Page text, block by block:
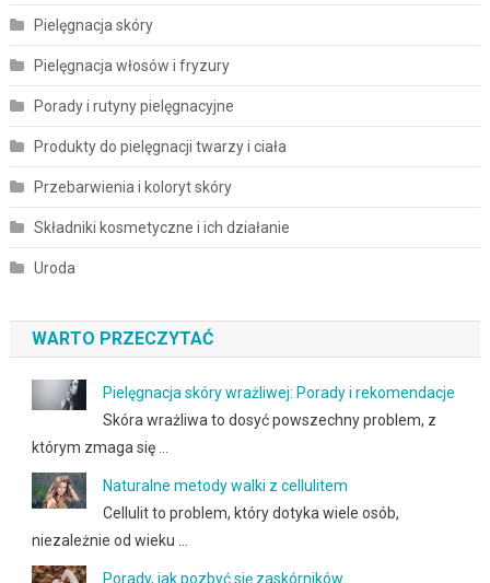
Pielęgnacja skóry
Pielęgnacja włosów i fryzury
Porady i rutyny pielęgnacyjne
Produkty do pielęgnacji twarzy i ciała
Przebarwienia i koloryt skóry
Składniki kosmetyczne i ich działanie
Uroda
WARTO PRZECZYTAĆ
Pielęgnacja skóry wrażliwej: Porady i rekomendacje
Skóra wrażliwa to dosyć powszechny problem, z
którym zmaga się …
Naturalne metody walki z cellulitem
Cellulit to problem, który dotyka wiele osób,
niezależnie od wieku …
Porady, jak pozbyć się zaskórników